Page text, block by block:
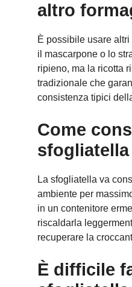
altro
È possibile usare
il mascarpone o lo
ripieno, ma la ricotta
tradizionale che
consistenza tipici
Come
La sfogliatella va
ambiente per
in un contenitore
riscaldarla
recuperare la
È difficile